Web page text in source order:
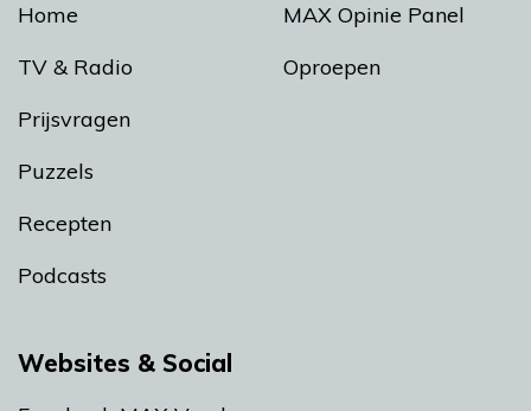
Home
TV & Radio
Prijsvragen
Puzzels
Recepten
Podcasts
MAX Opinie Panel
Oproepen
Websites & Social